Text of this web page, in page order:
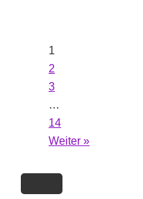
1
2
3
…
14
Weiter »